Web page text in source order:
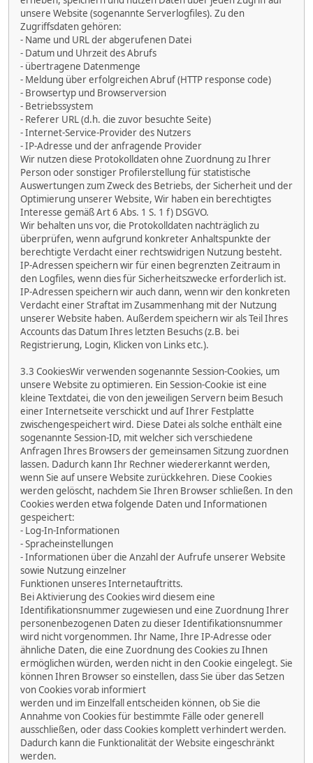
unsere Website (sogenannte Serverlogfiles). Zu den
Zugriffsdaten gehören:
- Name und URL der abgerufenen Datei
- Datum und Uhrzeit des Abrufs
- übertragene Datenmenge
- Meldung über erfolgreichen Abruf (HTTP response code)
- Browsertyp und Browserversion
- Betriebssystem
- Referer URL (d.h. die zuvor besuchte Seite)
- Internet-Service-Provider des Nutzers
- IP-Adresse und der anfragende Provider
Wir nutzen diese Protokolldaten ohne Zuordnung zu Ihrer
Person oder sonstiger Profilerstellung für statistische
Auswertungen zum Zweck des Betriebs, der Sicherheit und der
Optimierung unserer Website, Wir haben ein berechtigtes
Interesse gemäß Art 6 Abs. 1 S. 1 f) DSGVO.
Wir behalten uns vor, die Protokolldaten nachträglich zu
überprüfen, wenn aufgrund konkreter Anhaltspunkte der
berechtigte Verdacht einer rechtswidrigen Nutzung besteht.
IP-Adressen speichern wir für einen begrenzten Zeitraum in
den Logfiles, wenn dies für Sicherheitszwecke erforderlich ist.
IP-Adressen speichern wir auch dann, wenn wir den konkreten
Verdacht einer Straftat im Zusammenhang mit der Nutzung
unserer Website haben. Außerdem speichern wir als Teil Ihres
Accounts das Datum Ihres letzten Besuchs (z.B. bei
Registrierung, Login, Klicken von Links etc.).
3.3 CookiesWir verwenden sogenannte Session-Cookies, um
unsere Website zu optimieren. Ein Session-Cookie ist eine
kleine Textdatei, die von den jeweiligen Servern beim Besuch
einer Internetseite verschickt und auf Ihrer Festplatte
zwischengespeichert wird. Diese Datei als solche enthält eine
sogenannte Session-ID, mit welcher sich verschiedene
Anfragen Ihres Browsers der gemeinsamen Sitzung zuordnen
lassen. Dadurch kann Ihr Rechner wiedererkannt werden,
wenn Sie auf unsere Website zurückkehren. Diese Cookies
werden gelöscht, nachdem Sie Ihren Browser schließen. In den
Cookies werden etwa folgende Daten und Informationen
gespeichert:
- Log-In-Informationen
- Spracheinstellungen
- Informationen über die Anzahl der Aufrufe unserer Website
sowie Nutzung einzelner
Funktionen unseres Internetauftritts.
Bei Aktivierung des Cookies wird diesem eine
Identifikationsnummer zugewiesen und eine Zuordnung Ihrer
personenbezogenen Daten zu dieser Identifikationsnummer
wird nicht vorgenommen. Ihr Name, Ihre IP-Adresse oder
ähnliche Daten, die eine Zuordnung des Cookies zu Ihnen
ermöglichen würden, werden nicht in den Cookie eingelegt. Sie
können Ihren Browser so einstellen, dass Sie über das Setzen
von Cookies vorab informiert
werden und im Einzelfall entscheiden können, ob Sie die
Annahme von Cookies für bestimmte Fälle oder generell
ausschließen, oder dass Cookies komplett verhindert werden.
Dadurch kann die Funktionalität der Website eingeschränkt
werden.